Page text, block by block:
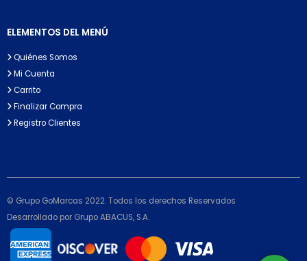
ELEMENTOS DEL MENÚ
Quiénes Somos
Mi Cuenta
Carrito
Finalizar Compra
Registro Clientes
© Grupo GoMarcas 2022. Todos los derechos Reservados
Desarrollado por Grupo ABACUS, S.A.